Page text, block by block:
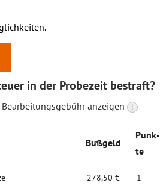
in der Probezeit bestraft?
anzeigen i
Buß­geld
Punk­
te
278,50 € 1